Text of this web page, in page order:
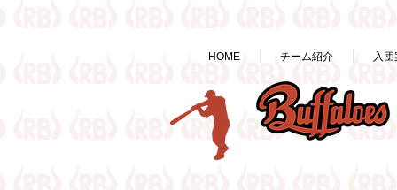
HOME チーム紹介 入